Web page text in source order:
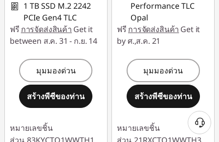
1 TB SSD M.2 2242
PCIe Gen4 TLC
ฟรี การจัดส่งสินค้า Get it
between ส.ค. 31 - ก.ย. 14
มุมมองด่วน
สร้างพีซีของท่าน
หมายเลขชิ้น
Performance TLC
Opal
ฟรี การจัดส่งสินค้า Get it
by ศ.,ส.ค. 21
มุมมองด่วน
สร้างพีซีของท่าน
หมายเลขชิ้น